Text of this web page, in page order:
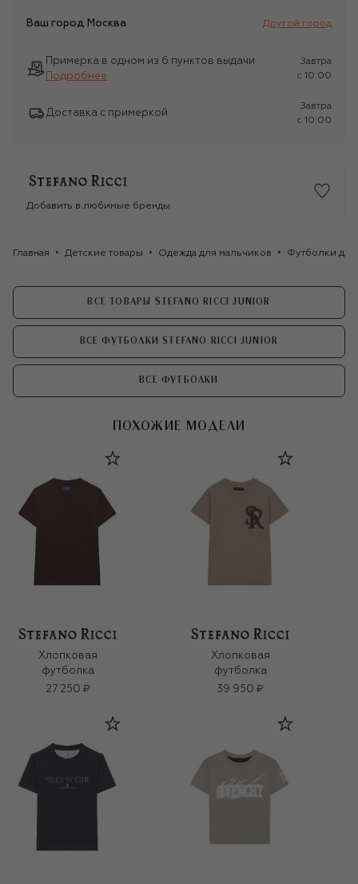
Ваш город Москва Другой город
Примерка в одном из 6 пунктов выдачи
Подробнее
Завтра
c 10:00
Доставка с примеркой
Завтра
c 10:00
Добавить в любимые бренды
Главная Детские товары Одежда для мальчиков Футболки
ВСЕ ТОВАРЫ STEFANO RICCI JUNIOR
ВСЕ ФУТБОЛКИ STEFANO RICCI JUNIOR
ВСЕ ФУТБОЛКИ
ПОХОЖИЕ МОДЕЛИ
Хлопковая
футболка
27 250 ₽
Хлопковая
футболка
39 950 ₽